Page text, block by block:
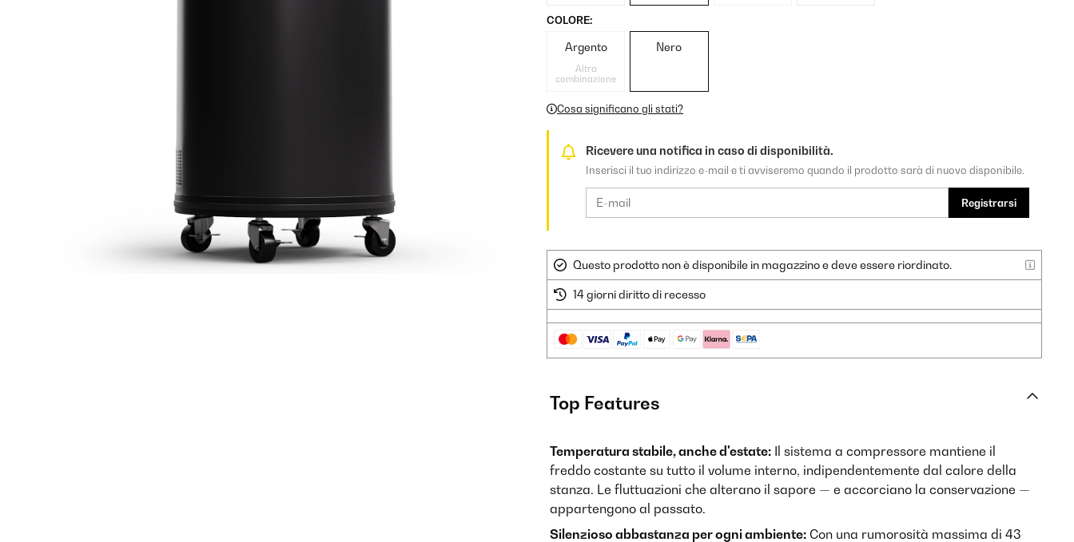
COLORE:
Argento
Altra
combinazione
Nero
Cosa significano gli stati?
Ricevere una notifica in caso di disponibilità.
Inserisci il tuo indirizzo e-mail e ti avviseremo quando il prodotto sarà di nuovo disponibile.
Registrarsi
Questo prodotto non è disponibile in magazzino e deve essere riordinato.
14 giorni diritto di recesso
Top Features
Temperatura stabile, anche d'estate: Il sistema a compressore mantiene il
freddo costante su tutto il volume interno, indipendentemente dal calore della
stanza. Le fluttuazioni che alterano il sapore — e accorciano la conservazione —
appartengono al passato.
Silenzioso abbastanza per ogni ambiente: Con una rumorosità massima di 43